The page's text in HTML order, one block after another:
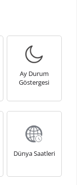
Ay Durum
Göstergesi
Dünya Saatleri